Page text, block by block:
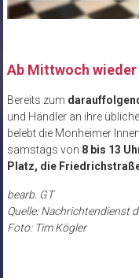
Ab Mittwoch
Bereits zum
und Händler an ihre
belebt die Monheimer
samstags von 8 bis 13
Platz, die
bearb. GT
Quelle: Nachrichtendienst
Foto: Tim Kögler